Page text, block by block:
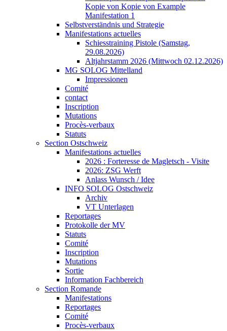
Kopie von Kopie von Example
Manifestation 1
Selbstverständnis und Strategie
Manifestations actuelles
Schiesstraining Pistole (Samstag,
29.08.2026)
Altjahrstamm 2026 (Mittwoch 02.12.2026)
MG SOLOG Mittelland
Impressionen
Comité
contact
Inscription
Mutations
Procès-verbaux
Statuts
Section Ostschweiz
Manifestations actuelles
2026 : Forteresse de Magletsch - Visite
2026: ZSG Werft
Anlass Wunsch / Idee
INFO SOLOG Ostschweiz
Archiv
VT Unterlagen
Reportages
Protokolle der MV
Statuts
Comité
Inscription
Mutations
Sortie
Information Fachbereich
Section Romande
Manifestations
Reportages
Comité
Procès-verbaux